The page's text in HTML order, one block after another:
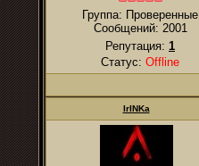
Группа: Проверенные
Сообщений: 2001
Репутация: 1
Статус: Offline
IrINKa